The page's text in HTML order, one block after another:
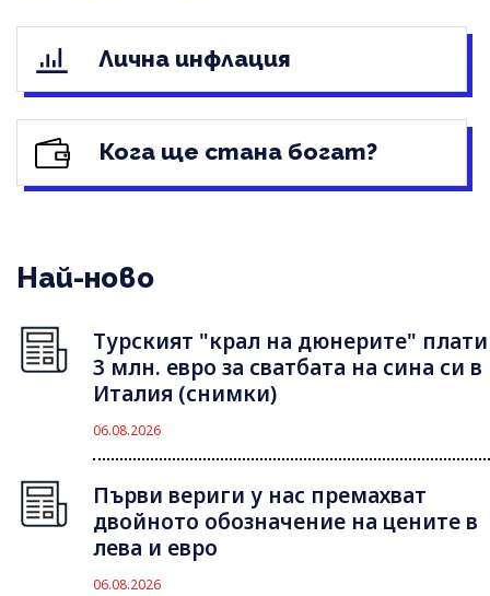
Лична инфлация
Кога ще стана богат?
Най-ново
Турският "крал на дюнерите" плати
3 млн. евро за сватбата на сина си в
Италия (снимки)
06.08.2026
Първи вериги у нас премахват
двойното обозначение на цените в
лева и евро
06.08.2026